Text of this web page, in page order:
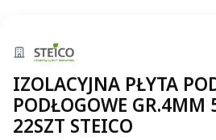
IZOLACYJNA PŁYTA
PODŁOGOWE GR.4MM
22SZT STEICO